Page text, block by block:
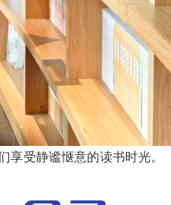
享受静谧惬意的读书时光。